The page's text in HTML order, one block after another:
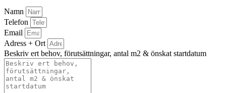
Namn
Telefon
Email
Adress + Ort
Beskriv ert behov, förutsättningar, antal m2 & önskat startdatum